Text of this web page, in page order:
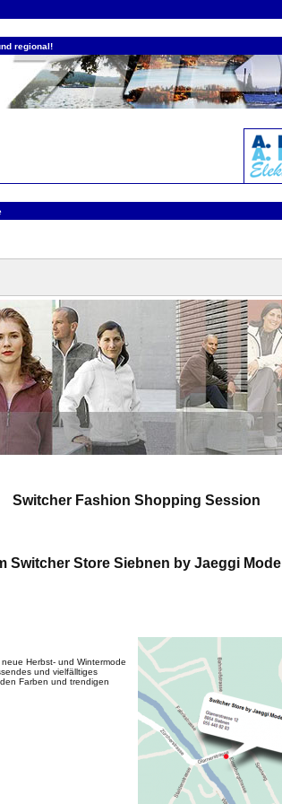
regional!
Switcher Fashion Shopping Session
Switcher Store Siebnen by Jaeggi Mode
Herbst- und Wintermode
und vielfälltiges
Farben und trendigen